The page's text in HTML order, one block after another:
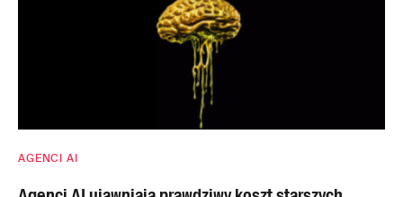
AGENCI AI